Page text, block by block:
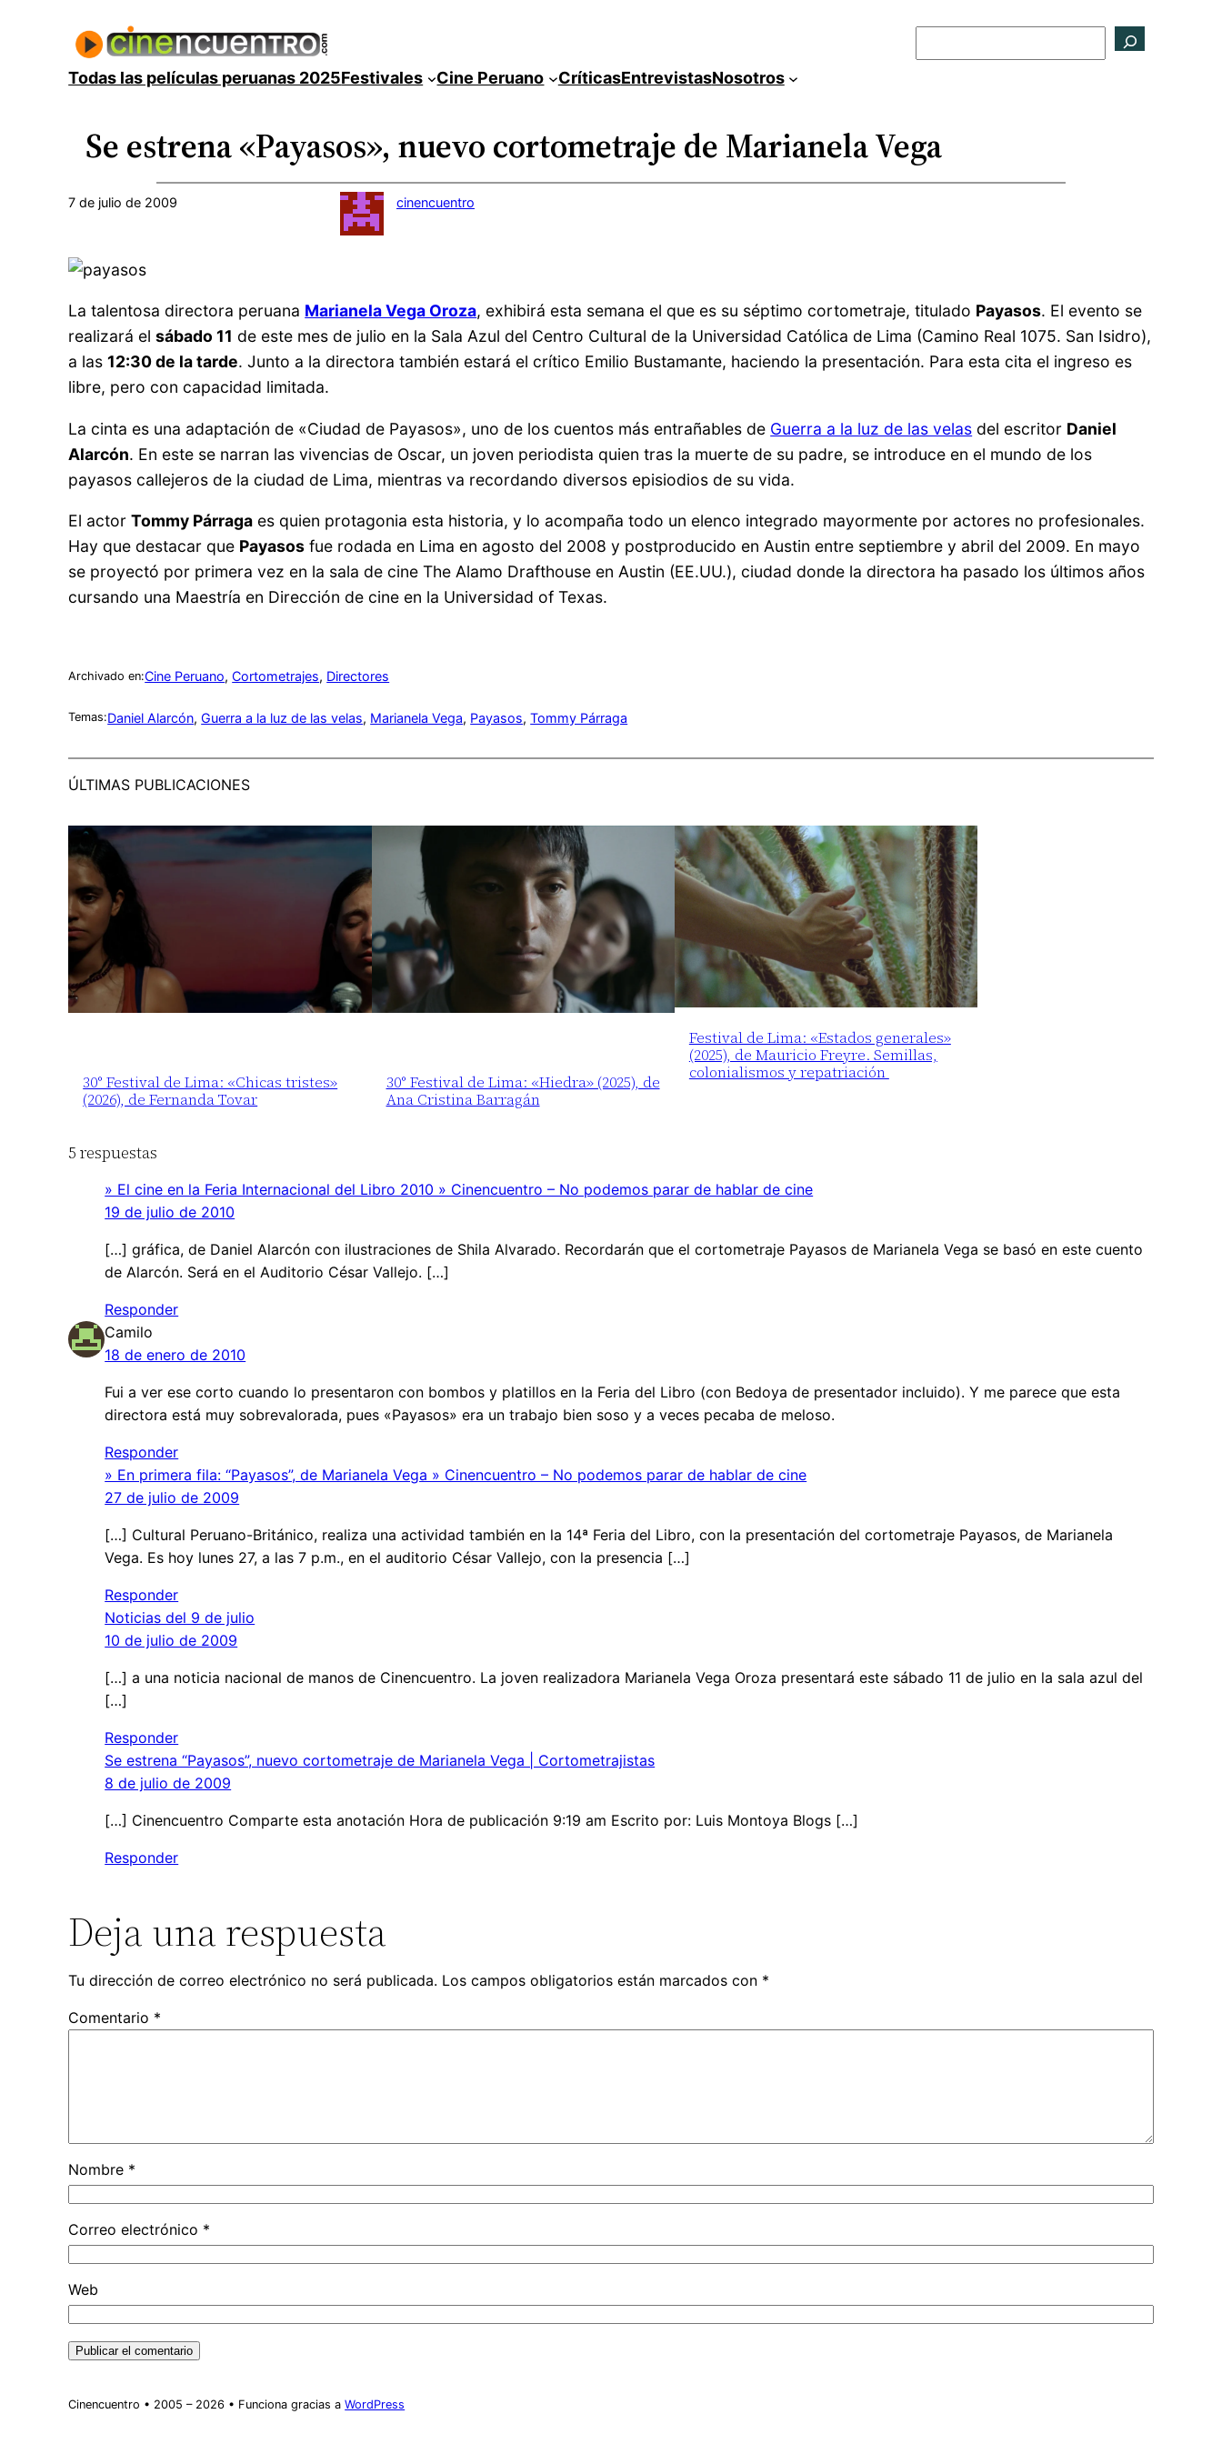
contenidoTodas las películas peruanas 2025Festivales Cine Peruano CríticasEntrevistasNosotros
Se estrena «Payasos», nuevo cortometraje de Marianela Vega
7 de julio de 2009 cinencuentro
La talentosa directora peruana Marianela Vega Oroza, exhibirá esta semana el que es su séptimo cortometraje, titulado Payasos. El evento se
realizará elsábado 11 de este mes de julio en la Sala Azul del Centro Cultural de la Universidad Católica de Lima (Camino Real 1075. San Isidro),
a las12:30 de la tarde. Junto a la directora también estará el crítico Emilio Bustamante, haciendo la presentación. Para esta cita el ingreso es
libre, pero con capacidad limitada.
La cinta es una adaptación de «Ciudad de Payasos», uno de los cuentos más entrañables de Guerra a la luz de las velas del escritor Daniel
Alarcón. En este se narran las vivencias de Oscar, un joven periodista quien tras la muerte de su padre, se introduce en el mundo de los
payasos callejeros de la ciudad de Lima, mientras va recordando diversos episiodios de su vida.
El actorTommy Párraga es quien protagonia esta historia, y lo acompaña todo un elenco integrado mayormente por actores no profesionales.
Hay que destacar que Payasos fue rodada en Lima en agosto del 2008 y postproducido en Austin entre septiembre y abril del 2009. En mayo
se proyectó por primera vez en la sala de cine The Alamo Drafthouse en Austin (EE.UU.), ciudad donde la directora ha pasado los últimos años
cursando una Maestría en Dirección de cine en la Universidad of Texas.
Archivado en:Cine Peruano, Cortometrajes, Directores
Temas:Daniel Alarcón, Guerra a la luz de las velas, Marianela Vega, Payasos, Tommy Párraga
ÚLTIMAS PUBLICACIONES
30° Festival de Lima: «Chicas tristes»
(2026), de Fernanda Tovar
30° Festival de Lima: «Hiedra» (2025), de
Ana Cristina Barragán
Festival de Lima: «Estados generales»
(2025), de Mauricio Freyre. Semillas,
colonialismos y repatriación
5 respuestas
» El cine en la Feria Internacional del Libro 2010 » Cinencuentro – No podemos parar de hablar de cine
19 de julio de 2010
[…] gráfica, de Daniel Alarcón con ilustraciones de Shila Alvarado. Recordarán que el cortometraje Payasos de Marianela Vega se basó en este cuento
de Alarcón. Será en el Auditorio César Vallejo. […]
Responder
Camilo
18 de enero de 2010
Fui a ver ese corto cuando lo presentaron con bombos y platillos en la Feria del Libro (con Bedoya de presentador incluido). Y me parece que esta
directora está muy sobrevalorada, pues «Payasos» era un trabajo bien soso y a veces pecaba de meloso.
Responder
» En primera fila: “Payasos”, de Marianela Vega » Cinencuentro – No podemos parar de hablar de cine
27 de julio de 2009
[…] Cultural Peruano-Británico, realiza una actividad también en la 14ª Feria del Libro, con la presentación del cortometraje Payasos, de Marianela
Vega. Es hoy lunes 27, a las 7 p.m., en el auditorio César Vallejo, con la presencia […]
Responder
Noticias del 9 de julio
10 de julio de 2009
[…] a una noticia nacional de manos de Cinencuentro. La joven realizadora Marianela Vega Oroza presentará este sábado 11 de julio en la sala azul del
[…]
Responder
Se estrena “Payasos”, nuevo cortometraje de Marianela Vega | Cortometrajistas
8 de julio de 2009
[…] Cinencuentro Comparte esta anotación Hora de publicación 9:19 am Escrito por: Luis Montoya Blogs […]
Responder
Deja una respuesta
Tu dirección de correo electrónico no será publicada. Los campos obligatorios están marcados con *
Comentario *
Nombre *
Correo electrónico *
Web
Cinencuentro • 2005 – 2026 • Funciona gracias aWordPress